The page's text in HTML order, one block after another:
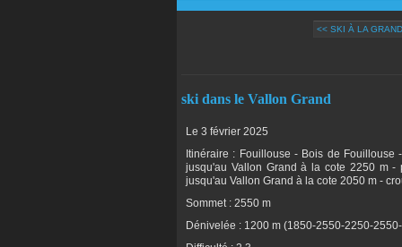
<< SKI À LA
ski dans le Vallon Grand
Le 3 février 2025
Itinéraire : Fouillouse - Bois de
jusqu'au Vallon Grand à la cote 2250 m
jusqu'au Vallon Grand à la cote 2050 m -
Sommet : 2550 m
Dénivelée : 1200 m (1850-2550-2250-